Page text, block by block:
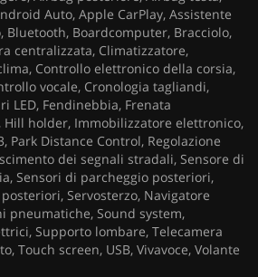
Auto, Apple CarPlay, Assistente
Boardcomputer, Bracciolo,
centralizzata, Climatizzatore,
Controllo elettronico della corsia,
vocale, Cronologia tagliandi,
LED, Fendinebbia, Frenata
Hill holder, Immobilizzatore elettronico,
Park Distance Control, Regolazione
dei segnali stradali, Sensore di
Sensori di parcheggio posteriori,
Servosterzo, Navigatore
pneumatiche, Sound system,
Supporto lombare, Telecamera
Touch screen, USB, Vivavoce, Volante